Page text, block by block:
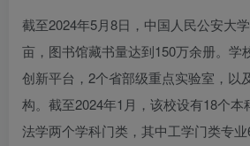
截至2024年5月8日，中国人民公安大
亩，图书馆藏书量达到150万余册。学
创新平台，2个省部级重点实验室，以
构。截至2024年1月，该校设有18个本
法学两个学科门类，其中工学门类专